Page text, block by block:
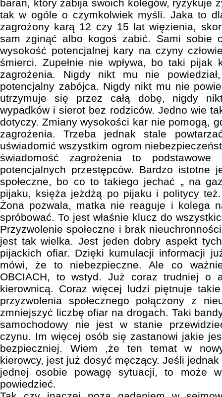
baran, który zabija swoich kolegów, ryzykuje
tak w ogóle o czymkolwiek myśli. Jaka to
zagrożony karą 12 czy 15 lat więzienia,
sam zginąć albo kogoś zabić. Sami sobie
wysokość potencjalnej kary na czyny
śmierci. Zupełnie nie wpływa, bo taki pijak
zagrożenia. Nigdy nikt mu nie
potencjalny zabójca. Nigdy nikt mu nie
utrzymuje się przez całą dobę, nigdy
wypadków i sierot bez rodziców. Jedno wie
dotyczy. Zmiany wysokości kar nie pomogą,
zagrożenia. Trzeba jednak stale
uświadomić wszystkim ogrom
świadomość zagrożenia to podstawowe
potencjalnych przestępców. Bardzo istotne
społeczne, bo co to takiego jechać „ na
pijaku, księża jeżdżą po pijaku i politycy
Żona pozwala, matka nie reaguje i kolega
spróbować. To jest właśnie klucz do
Przyzwolenie społeczne i brak
jest tak wielka. Jest jeden dobry aspekt
pijackich ofiar. Dzięki kumulacji informacji
mówi, że to niebezpieczne. Ale co
OBCIACH, to wstyd. Już coraz trudniej o
kierownicą. Coraz więcej ludzi piętnuje
przyzwolenia społecznego połączony z
zmniejszyć liczbę ofiar na drogach. Taki
samochodowy nie jest w stanie
czynu. Im więcej osób się zastanowi jakie
bezpieczniej. Wiem ,że ten temat w
kierowcy, jest już dosyć męczący. Jeśli
jednej osobie powagę sytuacji, to może
powiedzieć.